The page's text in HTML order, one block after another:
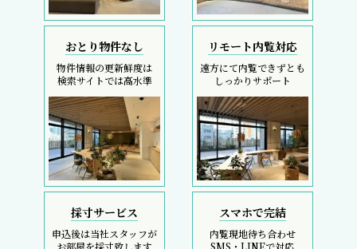
おとり物件なし
物件情報の更新鮮度は
検索サイトでは高水準
リモート内覧対応
遠方にて内覧できずとも
しっかりサポート
採寸サービス
申込後は当社スタッフが
スマホで完結
内覧現地待ち合わせ